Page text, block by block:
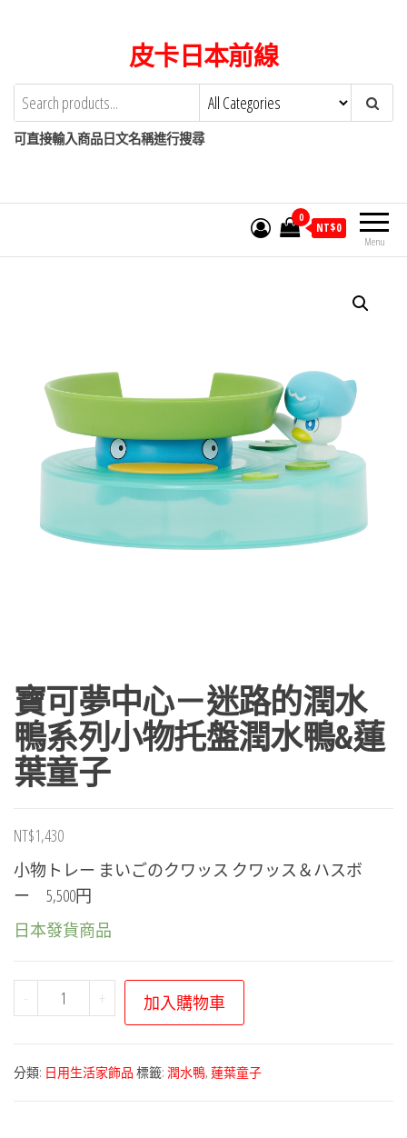
content
皮卡日本前線
可直接輸入商品日文名稱進行搜尋
Menu
0
NT$0
寶可夢中心－迷路的潤水
鴨系列小物托盤潤水鴨&蓮
葉童子
NT$1,430
小物トレー まいごのクワッス クワッス＆ハスボ
ー 5,500円
日本發貨商品
-
可
中
+ 加入購物車
分類: 日用生活家飾品 標籤: 潤水鴨, 蓮葉童子